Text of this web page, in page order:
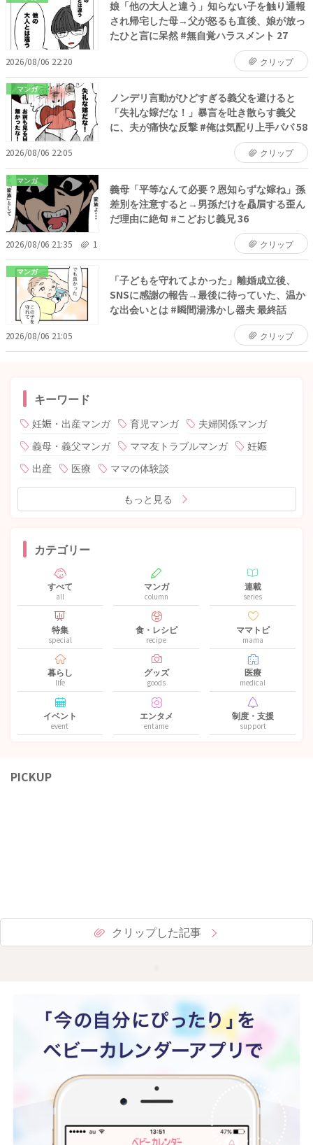
娘「他の大人と違う」知らない子を触り通報
され帰宅した母→父が怒るも直後、娘が放っ
たひと言に呆然 #無自覚ハラスメント 27
2026/08/06 22:20 クリップ
マンガ
ノンデリ言動がひどすぎる義父を避けると
「失礼な嫁だな！」暴言を吐き散らす義父
に、夫が痛快な反撃 #俺は気配り上手パパ 58
2026/08/06 22:05 クリップ
マンガ
義母「平等なんて必要？恩知らずな嫁ね」孫
差別を注意すると→男孫だけを贔屓する歪ん
だ理由に絶句 #こどおじ義兄 36
2026/08/06 21:35 1 クリップ
マンガ
「子どもを守れてよかった」離婚成立後、
SNSに感謝の報告→最後に待っていた、温か
な出会いとは #瞬間湯沸かし器夫 最終話
2026/08/06 21:05 クリップ
キーワード
妊娠・出産マンガ 育児マンガ
夫婦関係マンガ
義母・義父マンガ
ママ友トラブルマンガ
妊娠
出産
医療 ママの体験談
もっと見る
カテゴリー
すべて
all
マンガ
column
連載
series
特集
special
食・レシピ
recipe
ママトピ
mama
暮らし
life
グッズ
goods
医療
medical
イベント
event
エンタメ
entame
制度・支援
support
PICKUP
クリップした記事